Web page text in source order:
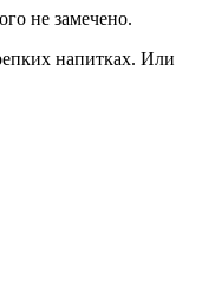
не замечено.
напитках. Или